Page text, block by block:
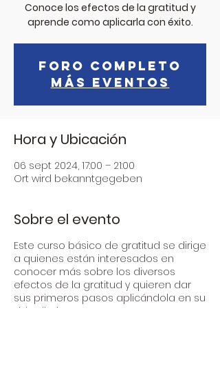
Conoce los efectos de la gratitud y
aprende como aplicarla con éxito.
Foro completo
Más eventos
Hora y Ubicación
06 sept 2024, 17:00 – 21:00
Ort wird bekanntgegeben
Sobre el evento
Este curso básico de gratitud se dirige
a quienes están interesados en
conocer más sobre los diversos
efectos de la gratitud y quieren dar
sus primeros pasos aplicándola en su
vida diaria.